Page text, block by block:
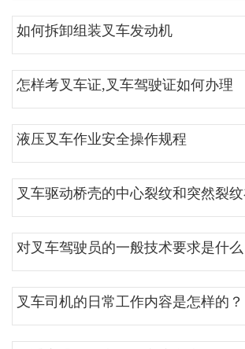
如何拆卸组装叉车发动机
怎样考叉车证,叉车驾驶证如何办理
液压叉车作业安全操作规程
叉车驱动桥壳的中心裂纹和突然裂
对叉车驾驶员的一般技术要求是什么
叉车司机的日常工作内容是怎样的？